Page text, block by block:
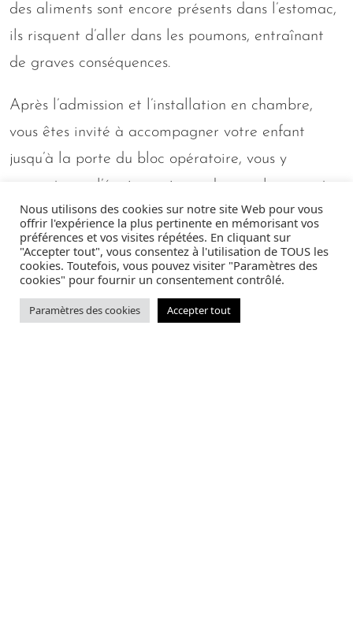
des aliments sont encore présents dans l’estomac,
ils risquent d’aller dans les poumons, entraînant
de graves conséquences.
Après l’admission et l’installation en chambre,
vous êtes invité à accompagner votre enfant
jusqu’à la porte du bloc opératoire, vous y
rencontrerez l’équipe qui prendra en charge votre
enfant. Pour une meilleure organisation des soins
et pour augmenter la sécurité, les anesthésistes
de la clinique Oxford travaillent en équipe. Le
médecin qui prend en charge votre enfant n’est
pas obligatoirement celui que vous avez rencontré
Nous utilisons des cookies sur notre site Web pour vous
offrir l'expérience la plus pertinente en mémorisant vos
préférences et vos visites répétées. En cliquant sur
"Accepter tout", vous consentez à l'utilisation de TOUS les
cookies. Toutefois, vous pouvez visiter "Paramètres des
cookies" pour fournir un consentement contrôlé.
Paramètres des cookies Accepter tout